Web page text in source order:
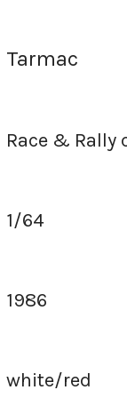
Tarmac
Race & Rally
1/64
1986
white/red